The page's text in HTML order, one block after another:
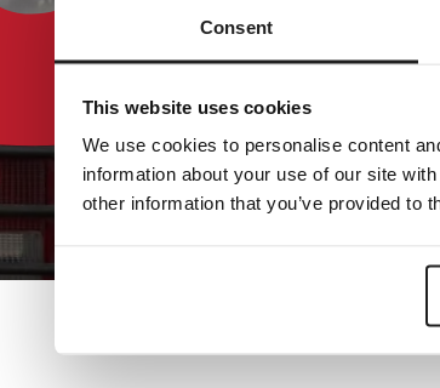
Consent
This website uses cookies
We use cookies to personalise content
information about your use of our site
other information that you’ve provided to